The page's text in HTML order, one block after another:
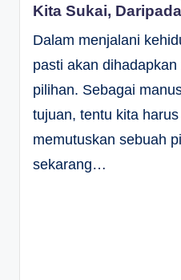
A
H
Kita Sukai,
Dalam menjalani
pasti akan
pilihan. Sebagai
tujuan, tentu kita
memutuskan sebuah
sekarang…